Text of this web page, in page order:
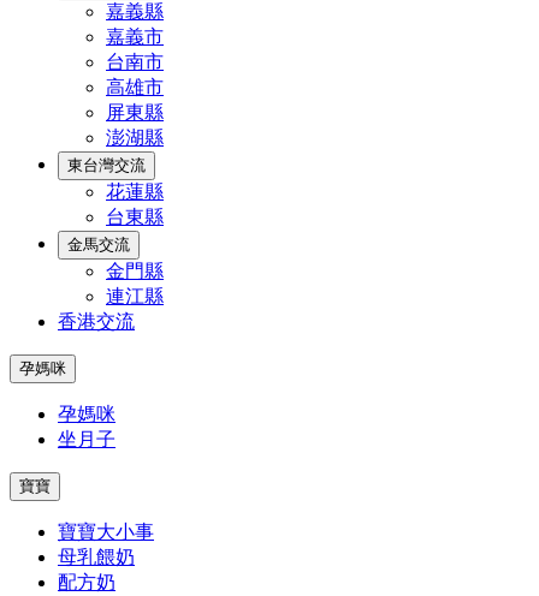
嘉義縣
嘉義市
台南市
高雄市
屏東縣
澎湖縣
東台灣交流
花蓮縣
台東縣
金馬交流
金門縣
連江縣
香港交流
孕媽咪
孕媽咪
坐月子
寶寶
寶寶大小事
母乳餵奶
配方奶